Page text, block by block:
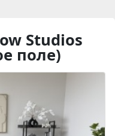
Studios
поле)